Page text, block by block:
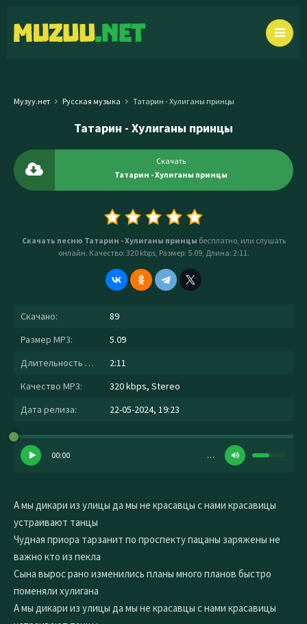
Музуу.нет Русская музыка Татарин - Хулиганы принцы
Татарин - Хулиганы принцы
Скачать
Татарин - Хулиганы принцы
Скачать песню Татарин - Хулиганы принцы бесплатно, или слушать
онлайн. Качество: 320 kbps, Размер: 5.09, Длина: 2:11.
Скачано:
89
Размер MP3:
5.09
Длительность MP3:
2:11
Качество MP3:
320 kbps, Stereo
Дата релиза:
22-05-2024, 19:23
00:00 …
А мы дикари из улицы да мы не красавцы с нами красавицы
устраивают танцы
Чудная приора тарзанит по проспекту пацаны заряжены не
важно кто из пекла
Сына вырос рано изменились планы много планов быстро
поменяли хулигана
А мы дикари из улицы да мы не красавцы с нами красавицы